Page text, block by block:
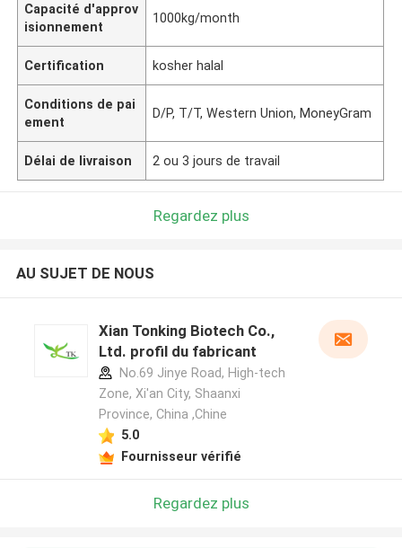
Capacité d'approv
isionnement
1000kg/month
Certification kosher halal
Conditions de pai
ement
D/P, T/T, Western Union, MoneyGram
Délai de livraison 2 ou 3 jours de travail
Regardez plus
AU SUJET DE NOUS
Xian Tonking Biotech Co.,
Ltd. profil du fabricant
No.69 Jinye Road, High-tech
Zone, Xi'an City, Shaanxi
Province, China ,Chine
5.0
Fournisseur vérifié
Regardez plus